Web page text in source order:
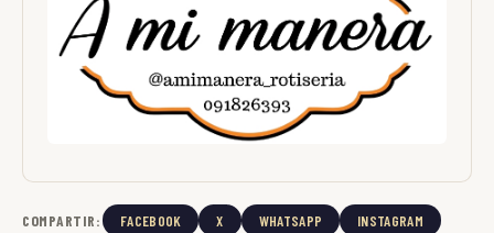
COMPARTIR: FACEBOOK X WHATSAPP INSTAGRAM